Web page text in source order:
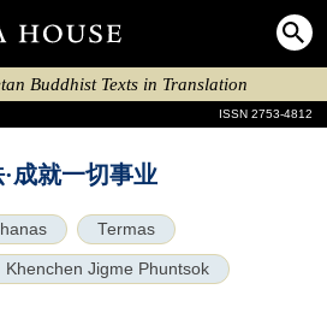
Buddhist Texts in Translation
ISSN 2753-4812
成就⼀切事业
Termas
Khenchen Jigme Phuntsok